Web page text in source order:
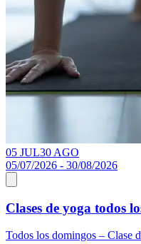
05 JUL30 AGO
05/07/2026 - 30/08/2026
Clases de yoga todos
Todos los domingos – Clase